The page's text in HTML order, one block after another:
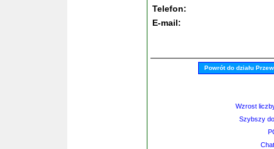
Telefon:
E-mail:
Powrót do działu
Wzrost
Szybszy